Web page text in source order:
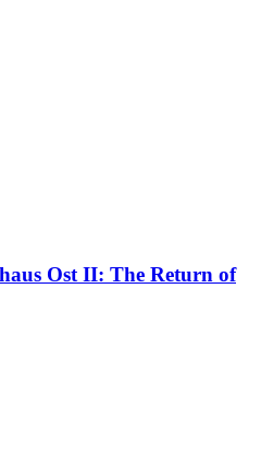
Ost II: The Return of